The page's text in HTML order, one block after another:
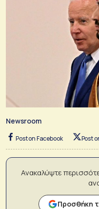
Newsroom
Post on Facebook Post
Ανακαλύψτε
Προσθήκη